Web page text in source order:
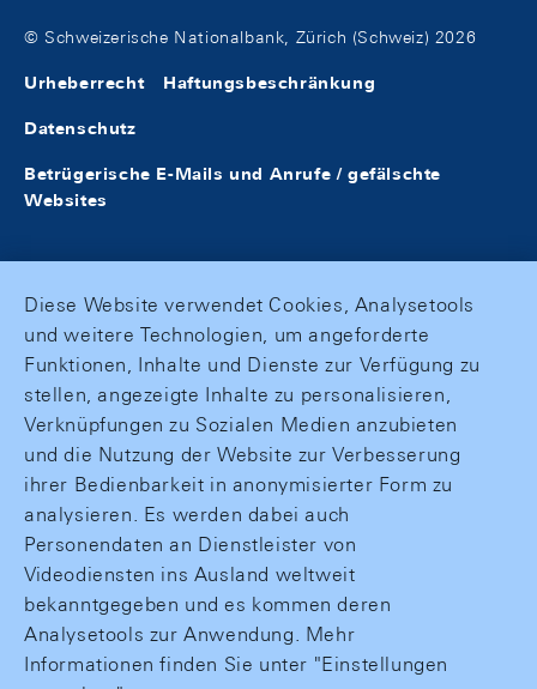
© Schweizerische Nationalbank, Zürich (Schweiz) 2026
Urheberrecht Haftungsbeschränkung
Datenschutz
Betrügerische E-Mails und Anrufe / gefälschte
Websites
Diese Website verwendet Cookies, Analysetools
und weitere Technologien, um angeforderte
Funktionen, Inhalte und Dienste zur Verfügung zu
stellen, angezeigte Inhalte zu personalisieren,
Verknüpfungen zu Sozialen Medien anzubieten
und die Nutzung der Website zur Verbesserung
ihrer Bedienbarkeit in anonymisierter Form zu
analysieren. Es werden dabei auch
Personendaten an Dienstleister von
Videodiensten ins Ausland weltweit
bekanntgegeben und es kommen deren
Analysetools zur Anwendung. Mehr
Informationen finden Sie unter "Einstellungen